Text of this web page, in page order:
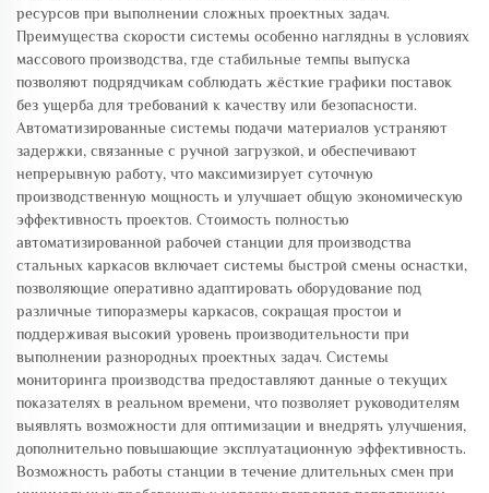
ресурсов при выполнении сложных проектных задач.
Преимущества скорости системы особенно наглядны в условиях
массового производства, где стабильные темпы выпуска
позволяют подрядчикам соблюдать жёсткие графики поставок
без ущерба для требований к качеству или безопасности.
Автоматизированные системы подачи материалов устраняют
задержки, связанные с ручной загрузкой, и обеспечивают
непрерывную работу, что максимизирует суточную
производственную мощность и улучшает общую экономическую
эффективность проектов. Стоимость полностью
автоматизированной рабочей станции для производства
стальных каркасов включает системы быстрой смены оснастки,
позволяющие оперативно адаптировать оборудование под
различные типоразмеры каркасов, сокращая простои и
поддерживая высокий уровень производительности при
выполнении разнородных проектных задач. Системы
мониторинга производства предоставляют данные о текущих
показателях в реальном времени, что позволяет руководителям
выявлять возможности для оптимизации и внедрять улучшения,
дополнительно повышающие эксплуатационную эффективность.
Возможность работы станции в течение длительных смен при